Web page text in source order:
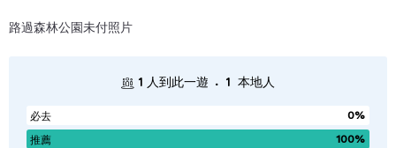
路過森林公園未付照片
1 人到此一遊 . 1 本地人
必去
0%
推薦
100%